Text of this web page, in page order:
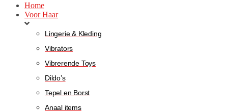
Home
Voor Haar
Lingerie & Kleding
Vibrators
Vibrerende Toys
Dildo’s
Tepel en Borst
Anaal items